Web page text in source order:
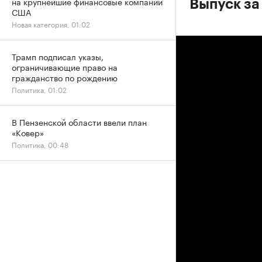
Выпуск
США
Новая категория, 01:02
Трамп подписал указы,
ограничивающие право на
гражданство по рождению
Политика, 01:02
В Пензенской области ввели план
«Ковер»
Политика, 00:48